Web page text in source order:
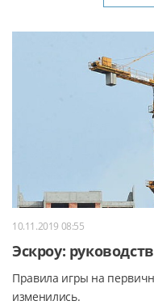
10.11.2019 08:55
Эскроу:
Правила игры на
изменились.